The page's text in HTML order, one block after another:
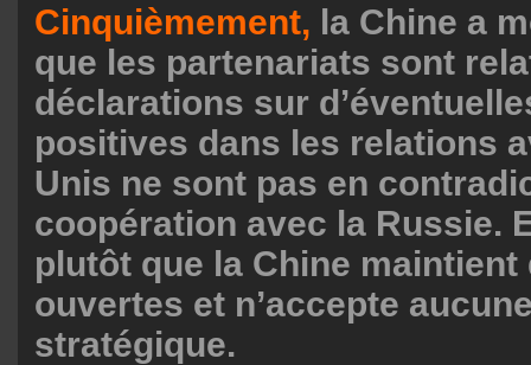
Cinquièmement, la Chine a
que les partenariats sont
déclarations sur
positives dans les relations
Unis ne sont pas en
coopération avec la Russie.
plutôt que la Chine
ouvertes et n’accepte
stratégique.